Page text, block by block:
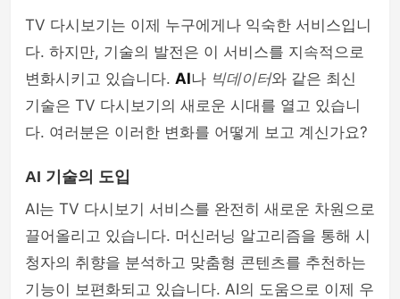
TV 다시보기는 이제 누구에게나 익숙한 서비스입니
다. 하지만, 기술의 발전은 이 서비스를 지속적으로
변화시키고 있습니다. AI나 빅데이터와 같은 최신
기술은 TV 다시보기의 새로운 시대를 열고 있습니
다. 여러분은 이러한 변화를 어떻게 보고 계신가요?
AI 기술의 도입
AI는 TV 다시보기 서비스를 완전히 새로운 차원으로
끌어올리고 있습니다. 머신러닝 알고리즘을 통해 시
청자의 취향을 분석하고 맞춤형 콘텐츠를 추천하는
기능이 보편화되고 있습니다. AI의 도움으로 이제 우